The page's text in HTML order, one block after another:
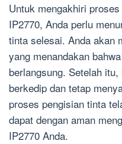
Untuk mengakhiri
IP2770, Anda perlu
tinta selesai. Anda akan
yang menandakan
berlangsung. Setelah
berkedip dan tetap
proses pengisian tinta
dapat dengan aman
IP2770 Anda.